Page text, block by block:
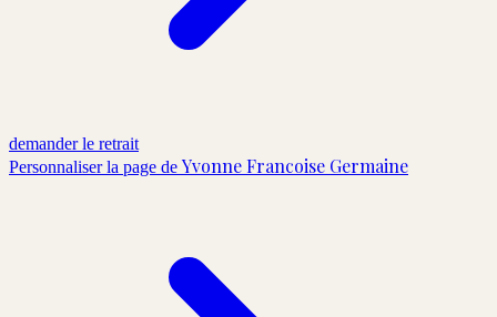
demander le retrait
Personnaliser la page de Yvonne Francoise Germaine